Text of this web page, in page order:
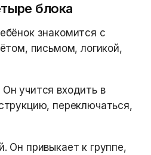
блока
знакомится с
письмом, логикой,
учится входить в
переключаться,
Он привыкает к группе,